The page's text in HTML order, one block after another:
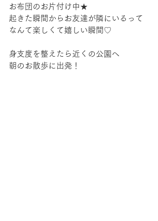
お布団のお片付け中★
起きた瞬間からお友達が隣にいるって
なんて楽しくて嬉しい瞬間♡
身支度を整えたら近くの公園へ
朝のお散歩に出発！